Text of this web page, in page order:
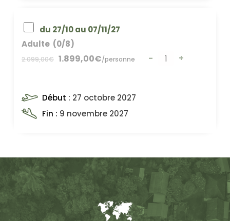
du 27/10 au 07/11/27
Adulte (0/8)
2.099,00€ 1.899,00€/personne - +
Début : 27 octobre 2027
Fin : 9 novembre 2027